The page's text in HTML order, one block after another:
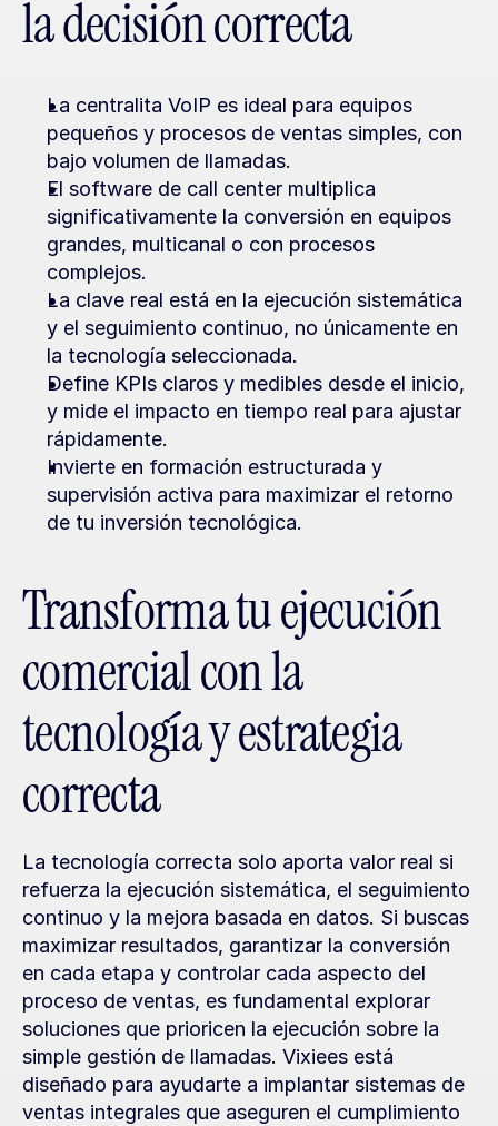
la decisión correcta
La centralita VoIP es ideal para equipos
pequeños y procesos de ventas simples, con
bajo volumen de llamadas.
El software de call center multiplica
significativamente la conversión en equipos
grandes, multicanal o con procesos
complejos.
La clave real está en la ejecución sistemática
y el seguimiento continuo, no únicamente en
la tecnología seleccionada.
Define KPIs claros y medibles desde el inicio,
y mide el impacto en tiempo real para ajustar
rápidamente.
Invierte en formación estructurada y
supervisión activa para maximizar el retorno
de tu inversión tecnológica.
Transforma tu ejecución
comercial con la
tecnología y estrategia
correcta
La tecnología correcta solo aporta valor real si
refuerza la ejecución sistemática, el seguimiento
continuo y la mejora basada en datos. Si buscas
maximizar resultados, garantizar la conversión
en cada etapa y controlar cada aspecto del
proceso de ventas, es fundamental explorar
soluciones que prioricen la ejecución sobre la
simple gestión de llamadas. Vixiees está
diseñado para ayudarte a implantar sistemas de
ventas integrales que aseguren el cumplimiento